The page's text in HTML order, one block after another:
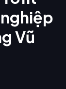
Vũ